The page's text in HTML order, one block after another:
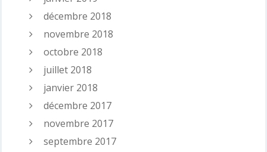
décembre 2018
novembre 2018
octobre 2018
juillet 2018
janvier 2018
décembre 2017
novembre 2017
septembre 2017